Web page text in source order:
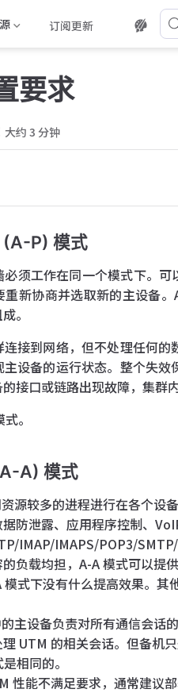
订阅更新
要求
大约 3 分钟
P) 模式
须工作在同一个模式下。
重新协商并选取新的主设备
。
接到网络，但不处理任何
设备的运行状态。整个失
接口或链路出现故障，集群
。
A) 模式
源较多的进程进行在各个设
防泄露、应用程序控制、
IMAP/IMAPS/POP3/
负载均担，A-A 模式可以提
模式下没有什么提高效果。
主设备负责对所有通信会话
UTM 的相关会话。但备机
相同的。
性能不满足要求，通常建议部